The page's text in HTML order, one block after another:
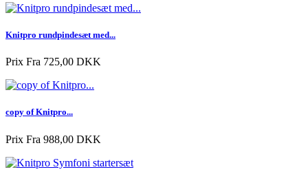
Knitpro rundpindesæt med...
Prix Fra 725,00 DKK
copy of Knitpro...
Prix Fra 988,00 DKK